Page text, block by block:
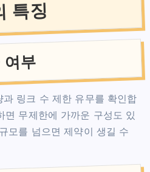
특징
부
링크 수 제한 유무를 확인합
면 무제한에 가까운 구성도 있
모를 넘으면 제약이 생길 수